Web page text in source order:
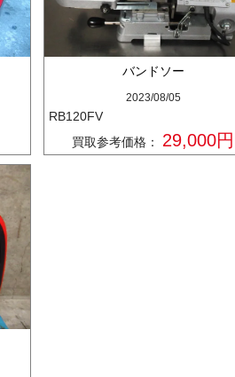
バンドソー
2023/08/05
RB120FV
買取参考価格： 29,000円